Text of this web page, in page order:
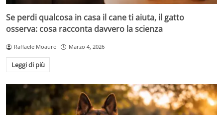
Se perdi qualcosa in casa il cane ti aiuta, il gatto
osserva: cosa racconta davvero la scienza
Raffaele Moauro Marzo 4, 2026
Leggi di più